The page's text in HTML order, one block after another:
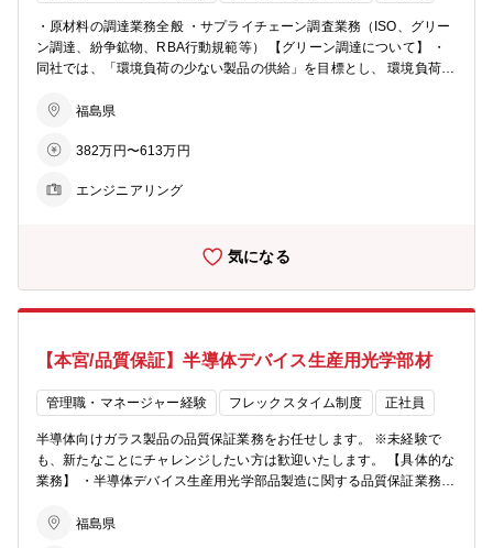
・原材料の調達業務全般 ・サプライチェーン調査業務（ISO、グリー
ン調達、紛争鉱物、RBA行動規範等） 【グリーン調達について】 ・
同社では、「環境負荷の少ない製品の供給」を目標とし、 環境負荷低
達基準」を定めており、その基準に則った調達を進めていただきま
ます。 ※配属先…本社調達部門 【同社の特徴】 ・同社では、ライフ
改善に取り組む必要があります。 ・常により良いモノを生み出す為に
福島県
382万円〜613万円
エンジニアリング
気になる
【本宮/品質保証】半導体デバイス生産用光学部材
管理職・マネージャー経験 フレックスタイム制度 正社員
半導体向けガラス製品の品質保証業務をお任せします。 ※未経験で
も、新たなことにチャレンジしたい方は歓迎いたします。 【具体的な
業務】 ・半導体デバイス生産用光学部品製造に関する品質保証業務
イム制で、柔軟な勤務体制となっています。 ※配属先…本宮事業所
福島県